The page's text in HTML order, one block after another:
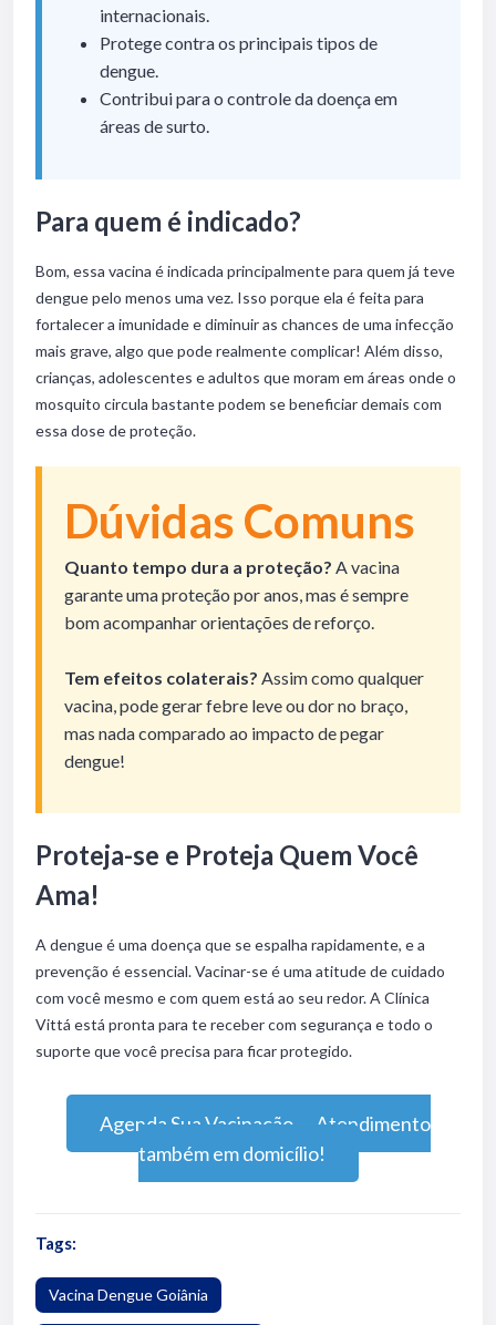
internacionais.
Protege contra os principais tipos de
dengue.
Contribui para o controle da doença em
áreas de surto.
Para quem é indicado?
Bom, essa vacina é indicada principalmente para quem já teve
dengue pelo menos uma vez. Isso porque ela é feita para
fortalecer a imunidade e diminuir as chances de uma infecção
mais grave, algo que pode realmente complicar! Além disso,
crianças, adolescentes e adultos que moram em áreas onde o
mosquito circula bastante podem se beneficiar demais com
essa dose de proteção.
Dúvidas Comuns
Quanto tempo dura a proteção? A vacina
garante uma proteção por anos, mas é sempre
bom acompanhar orientações de reforço.
Tem efeitos colaterais? Assim como qualquer
vacina, pode gerar febre leve ou dor no braço,
mas nada comparado ao impacto de pegar
dengue!
Proteja-se e Proteja Quem Você
Ama!
A dengue é uma doença que se espalha rapidamente, e a
prevenção é essencial. Vacinar-se é uma atitude de cuidado
com você mesmo e com quem está ao seu redor. A Clínica
Vittá está pronta para te receber com segurança e todo o
suporte que você precisa para ficar protegido.
Agenda Sua Vacinação — Atendimento
também em domicílio!
Tags:
Vacina Dengue Goiânia